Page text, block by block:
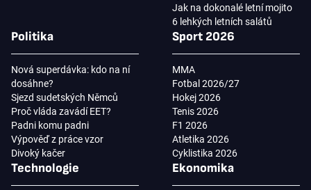
Jak na dokonalé letní mojito
6 lehkých letních salátů
Politika
Nová superdávka: kdo na ní
dosáhne?
Sjezd sudetských Němců
Proč vláda zavádí EET?
Padni komu padni
Výpověď z práce vzor
Divoký kačer
Sport 2026
MMA
Fotbal 2026/27
Hokej 2026
Tenis 2026
F1 2026
Atletika 2026
Cyklistika 2026
Technologie Ekonomika